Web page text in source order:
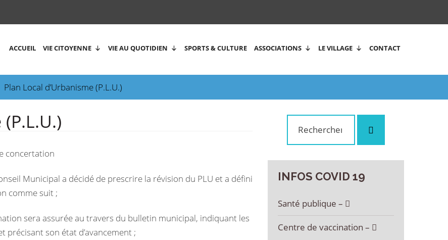
ACCUEIL VIE CITOYENNE VIE AU QUOTIDIEN SPORTS & CULTURE ASSOCIATIONS LE VILLAGE CONTACT
Plan Local d’Urbanisme (P.L.U.)
concertation
Municipal a décidé de prescrire la révision du PLU et a défini
comme suit ;
sera assurée au travers du bulletin municipal, indiquant les
précisant son état d’avancement ;
INFOS COVID 19
Santé publique –
Centre de vaccination –